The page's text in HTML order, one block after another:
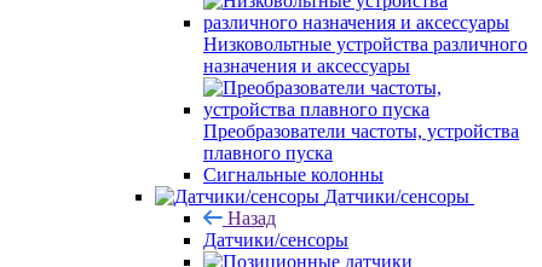
Низковольтные устройства различного
назначения и аксессуары
Преобразователи частоты, устройства
плавного пуска
Сигнальные колонны
Датчики/сенсоры
Назад
Датчики/сенсоры